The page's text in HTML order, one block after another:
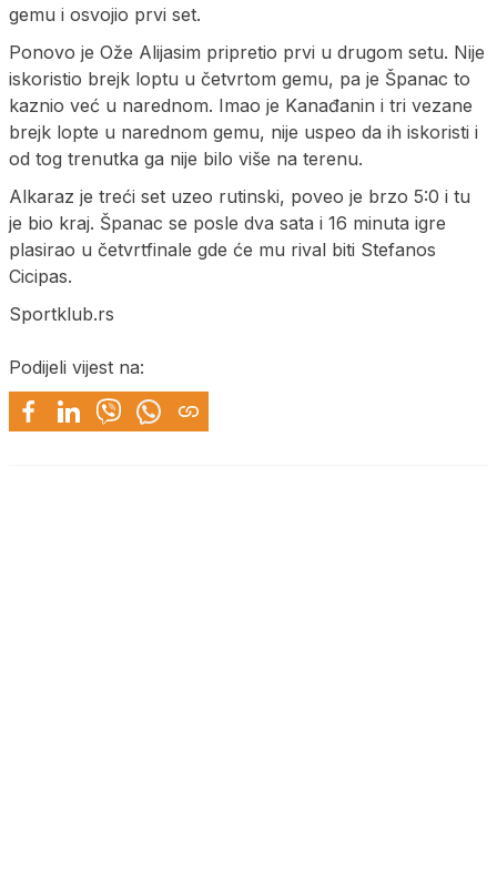
gemu i osvojio prvi set.
Ponovo je Ože Alijasim pripretio prvi u drugom setu. Nije
iskoristio brejk loptu u četvrtom gemu, pa je Španac to
kaznio već u narednom. Imao je Kanađanin i tri vezane
brejk lopte u narednom gemu, nije uspeo da ih iskoristi i
od tog trenutka ga nije bilo više na terenu.
Alkaraz je treći set uzeo rutinski, poveo je brzo 5:0 i tu
je bio kraj. Španac se posle dva sata i 16 minuta igre
plasirao u četvrtfinale gde će mu rival biti Stefanos
Cicipas.
Sportklub.rs
Podijeli vijest na: